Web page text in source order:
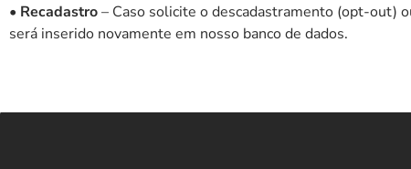
• Recadastro– Caso solicite o descadastramento (opt-out)
será inserido novamente em nosso banco de dados.